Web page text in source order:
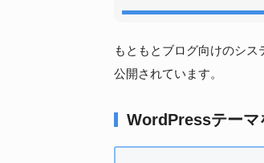
もともとブログ向けのシ
公開されています。
WordPressテーマ